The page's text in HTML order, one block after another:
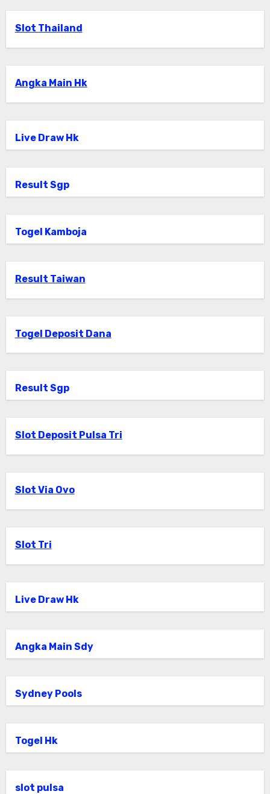
Slot Thailand
Angka Main Hk
Live Draw Hk
Result Sgp
Togel Kamboja
Result Taiwan
Togel Deposit Dana
Result Sgp
Slot Deposit Pulsa Tri
Slot Via Ovo
Slot Tri
Live Draw Hk
Angka Main Sdy
Sydney Pools
Togel Hk
slot pulsa